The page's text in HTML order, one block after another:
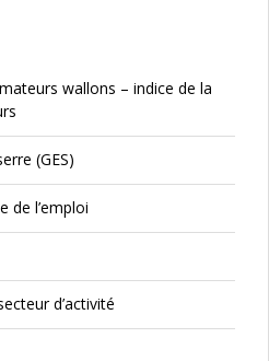
wallons – indice de la
(GES)
de l’emploi
d’activité